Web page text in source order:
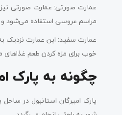
عمارت صورتی: عمارت صورتی
مراسم عروسی استفاده می‌شود و
عمارت سفید: این عمارت نزدیک
خوب برای مزه کردن طعم غذاهای
چگونه به پارک
پارک امیرگان استانبول در